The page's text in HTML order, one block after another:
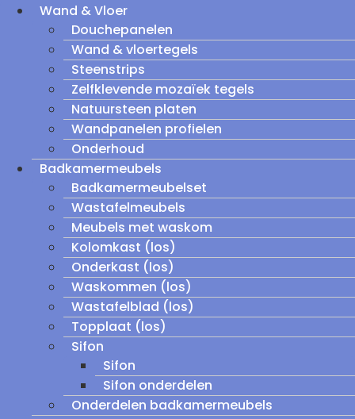
Wand & Vloer
Douchepanelen
Wand & vloertegels
Steenstrips
Zelfklevende mozaïek tegels
Natuursteen platen
Wandpanelen profielen
Onderhoud
Badkamermeubels
Badkamermeubelset
Wastafelmeubels
Meubels met waskom
Kolomkast (los)
Onderkast (los)
Waskommen (los)
Wastafelblad (los)
Topplaat (los)
Sifon
Sifon
Sifon onderdelen
Onderdelen badkamermeubels